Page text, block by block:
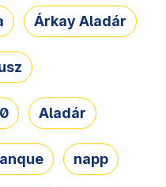
Árkay Aladár
Aladár
napp